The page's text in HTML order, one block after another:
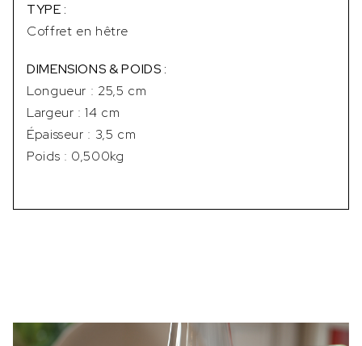
TYPE :
Coffret en hêtre
DIMENSIONS & POIDS :
Longueur : 25,5 cm
Largeur : 14 cm
Épaisseur : 3,5 cm
Poids : 0,500kg